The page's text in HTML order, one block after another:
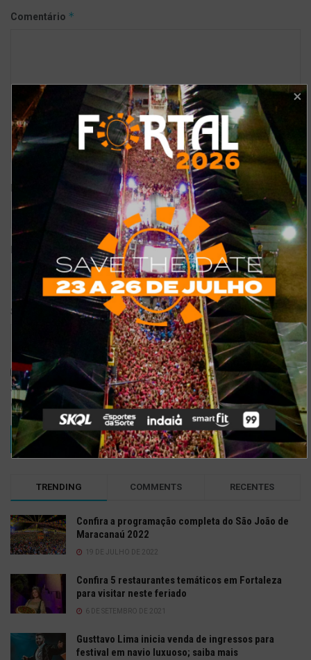
Comentário *
Nome
Site
Salvar meus dados neste navegador para a próxima vez que eu
comentar.
TRENDING COMMENTS RECENTES
Confira a programação completa do São João de
Maracanaú 2022
19 DE JULHO DE 2022
Confira 5 restaurantes temáticos em Fortaleza
para visitar neste feriado
6 DE SETEMBRO DE 2021
Gusttavo Lima inicia venda de ingressos para
festival em navio luxuoso; saiba mais